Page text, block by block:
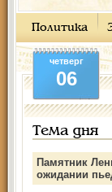
Политика
четверг
06
Тема дня
Памятник
ожидании